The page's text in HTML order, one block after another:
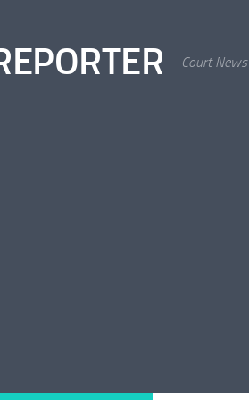
Court